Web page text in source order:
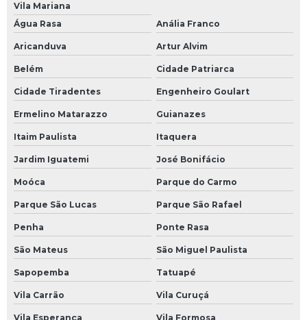
Reparação de placas eletrônicas
Reparo de controlador de temperatura
Reparo de cpu
Reparo de driver
Reparo de eletroeletrônico
Reparo de fontes chaveadas
Reparo de ihm
Reparo de inversor de frequência
Reparo de nobreak
Reparo de placas eletrônicas
Reparo de placas eletrônicas sp
Reparo de sensores
Reparo de servo motor
Vila Mariana
Água Rasa
Anália Franco
Aricanduva Artur Alvim
Belém Cidade Patriarca
Cidade Tiradentes Engenheiro Goulart
Ermelino Matarazzo Guianazes
Itaim Paulista Itaquera
Jardim Iguatemi José Bonifácio
Moóca Parque do Carmo
Parque São Lucas Parque São Rafael
Penha Ponte Rasa
São Mateus São Miguel Paulista
Sapopemba Tatuapé
Vila Carrão Vila Curuçá
Vila Esperança Vila Formosa